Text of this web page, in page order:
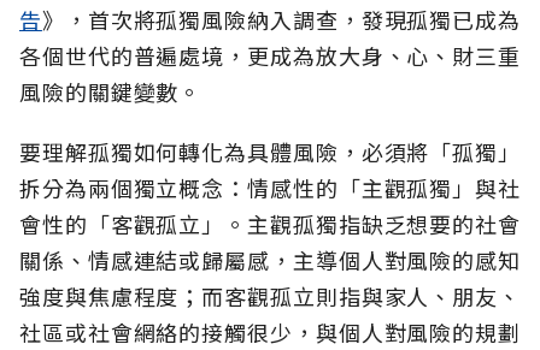
告》，首次將孤獨風險納入調查，發現孤獨已成為
各個世代的普遍處境，更成為放大身、心、財三重
風險的關鍵變數。
要理解孤獨如何轉化為具體風險，必須將「孤獨」
拆分為兩個獨立概念：情感性的「主觀孤獨」與社
會性的「客觀孤立」。主觀孤獨指缺乏想要的社會
關係、情感連結或歸屬感，主導個人對風險的感知
強度與焦慮程度；而客觀孤立則指與家人、朋友、
社區或社會網絡的接觸很少，與個人對風險的規劃